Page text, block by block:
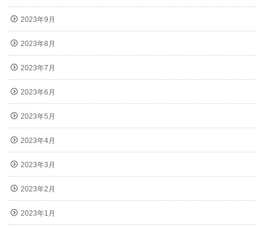
2023年9月
2023年8月
2023年7月
2023年6月
2023年5月
2023年4月
2023年3月
2023年2月
2023年1月